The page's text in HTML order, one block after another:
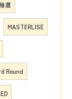
選
MASTERLISE
Round